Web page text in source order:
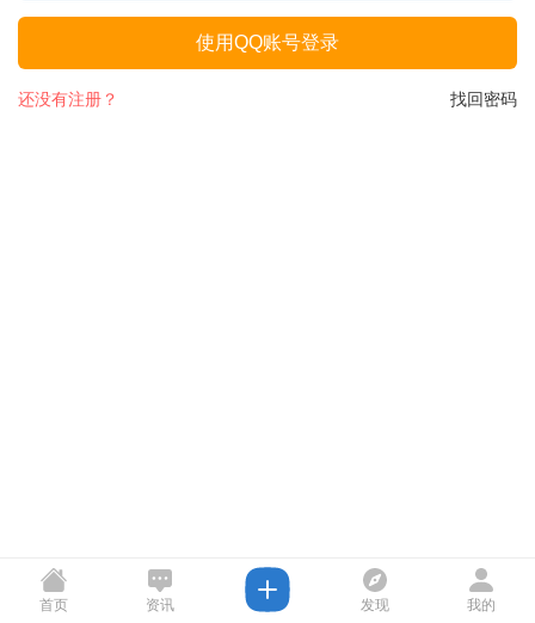
使用QQ账号登录
找回密码
还没有注册？
首页 资讯 发现 我的